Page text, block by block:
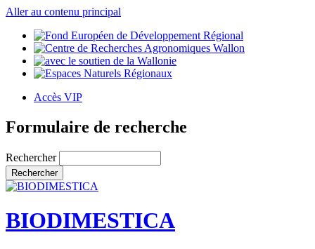
Aller au contenu principal
Accès VIP
Formulaire de recherche
Rechercher
BIODIMESTICA